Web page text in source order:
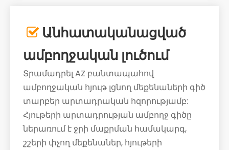
 Անհատականացված
ամբողջական լուծում
Տրամադրել AZ բանտապահով
ամբողջական հյութ լցնող մեքենաների գիծ
տարբեր արտադրական հզորությամբ:
Հյութերի արտադրության ամբողջ գիծը
ներառում է ջրի մաքրման համակարգ,
շշերի փչող մեքենաներ, հյութերի